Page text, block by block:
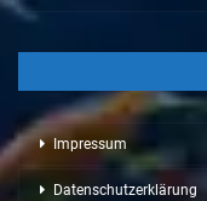
Impressum
Datenschutzerklärung